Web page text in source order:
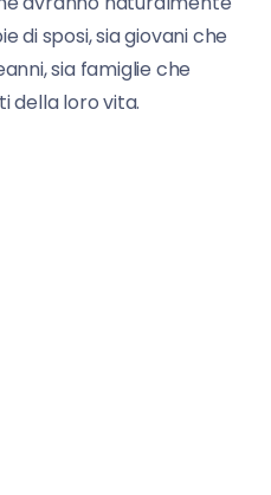
di sposi, sia giovani che
sia famiglie che
della loro vita.